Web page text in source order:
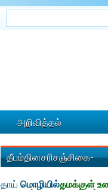
அறிவித்தல்
தீபம்தினசரிசஞ்சிகை-
தாய் மொழியில்தமக்குள்